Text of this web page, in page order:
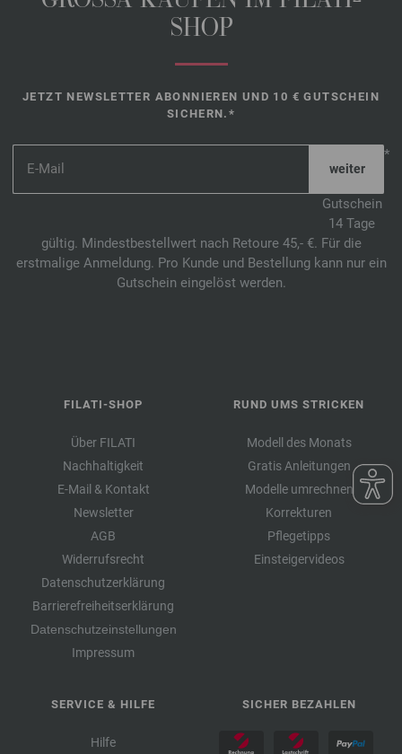
SHOP
JETZT NEWSLETTER ABONNIEREN UND 10 € GUTSCHEIN
SICHERN.*
*
Gutschein
14 Tage
gültig. Mindestbestellwert nach Retoure 45,- €. Für die
erstmalige Anmeldung. Pro Kunde und Bestellung kann nur ein
Gutschein eingelöst werden.
FILATI-SHOP
Über FILATI
Nachhaltigkeit
E-Mail & Kontakt
Newsletter
AGB
Widerrufsrecht
Datenschutzerklärung
Barrierefreiheitserklärung
Datenschutzeinstellungen
Impressum
RUND UMS STRICKEN
Modell des Monats
Gratis Anleitungen
Modelle umrechnen
Korrekturen
Pflegetipps
Einsteigervideos
SERVICE & HILFE
Hilfe
SICHER BEZAHLEN